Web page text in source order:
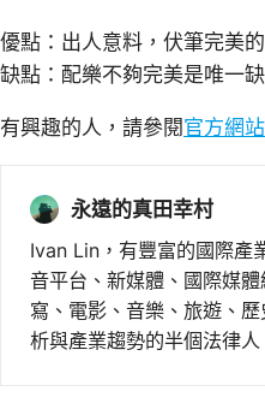
優點：出人意料，伏筆完美
缺點：配樂不夠完美是唯一缺
有興趣的人，請參閱官方網站
永遠的真田幸村
Ivan Lin，有豐富的國際產
音平台、新媒體、國際媒
寫、電影、音樂、旅遊、
析與產業趨勢的半個法律